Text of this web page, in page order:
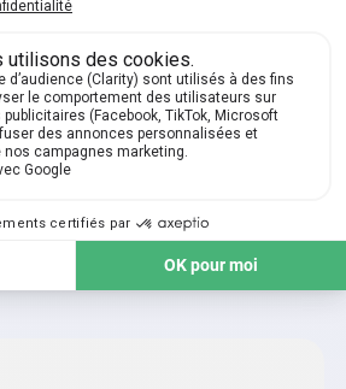
de conduite
en auto-école , les
le volant peuvent être
au volant et à gagner en